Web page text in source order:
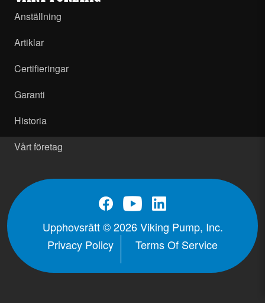
Anställning
Artiklar
Certifieringar
Garanti
Historia
Vårt företag
Upphovsrätt © 2026 Viking Pump, Inc.
Privacy Policy
Terms Of Service